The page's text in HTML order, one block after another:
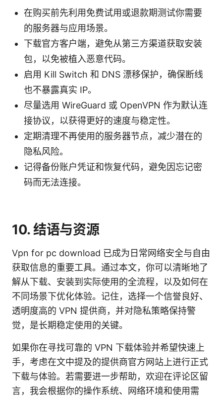
在购买前先利用免费试用或退款期测试你需要
的服务器与应用场景。
下载官方客户端，避免从第三方渠道获取安装
包，以免被植入恶意代码。
启用 Kill Switch 和 DNS 漂移保护，确保断线
也不暴露真实 IP。
尽量选用 WireGuard 或 OpenVPN 作为默认连
接协议，以获得更好的速度与稳定性。
定期清理不再使用的服务器节点，减少潜在的
隐私风险。
记得备份账户凭证和恢复代码，避免因忘记密
码而无法连接。
10. 结语与资源
Vpn for pc download 已成为日常网络安全与自由
获取信息的重要工具。通过本文，你可以清晰地了
解从下载、安装到实际使用的全流程，以及如何在
不同场景下优化体验。记住，选择一个信誉良好、
透明度高的 VPN 提供商，并对隐私策略保持警
觉，是长期稳定使用的关键。
如果你在寻找可靠的 VPN 下载体验并希望快速上
手，考虑在文中提及的提供商官方网站上进行正式
下载与体验。若需要进一步帮助，欢迎在评论区留
言，我会根据你的操作系统、网络环境和使用需